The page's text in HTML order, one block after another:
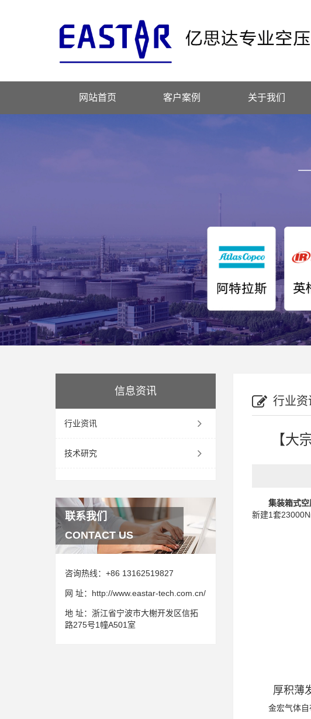
网站首页 客户案例 关于我们
信息资讯
行业资讯
技术研究
联系我们
CONTACT US
咨询热线： +86 13162519827
网 址： http://www.eastar-tech.com.cn/
地 址： 浙江省宁波市大榭开发区信拓
路275号1幢A501室
行业资
【大
集装箱式
新建1套
厚积薄发
金宏气体自